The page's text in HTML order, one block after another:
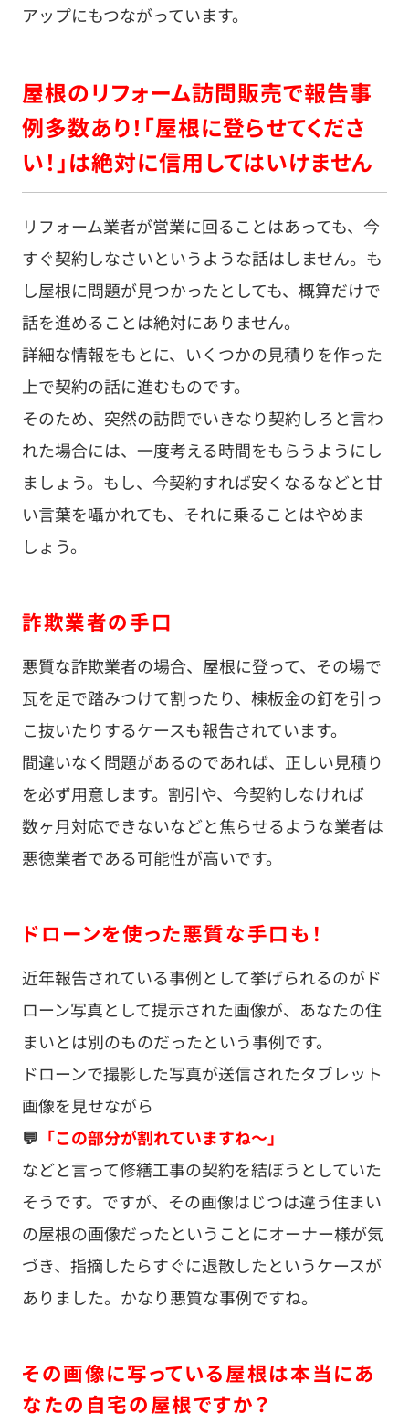
アップにもつながっています。
屋根のリフォーム訪問販売で報告事
例多数あり！「屋根に登らせてくださ
い！」は絶対に信用してはいけません
リフォーム業者が営業に回ることはあっても、今
すぐ契約しなさいというような話はしません。も
し屋根に問題が見つかったとしても、概算だけで
話を進めることは絶対にありません。
詳細な情報をもとに、いくつかの見積りを作った
上で契約の話に進むものです。
そのため、突然の訪問でいきなり契約しろと言わ
れた場合には、一度考える時間をもらうようにし
ましょう。もし、今契約すれば安くなるなどと甘
い言葉を囁かれても、それに乗ることはやめま
しょう。
詐欺業者の手口
悪質な詐欺業者の場合、屋根に登って、その場で
瓦を足で踏みつけて割ったり、棟板金の釘を引っ
こ抜いたりするケースも報告されています。
間違いなく問題があるのであれば、正しい見積り
を必ず用意します。割引や、今契約しなければ
数ヶ月対応できないなどと焦らせるような業者は
悪徳業者である可能性が高いです。
ドローンを使った悪質な手口も！
近年報告されている事例として挙げられるのがド
ローン写真として提示された画像が、あなたの住
まいとは別のものだったという事例です。
ドローンで撮影した写真が送信されたタブレット
画像を見せながら
💬 「この部分が割れていますね～」
などと言って修繕工事の契約を結ぼうとしていた
そうです。ですが、その画像はじつは違う住まい
の屋根の画像だったということにオーナー様が気
づき、指摘したらすぐに退散したというケースが
ありました。かなり悪質な事例ですね。
その画像に写っている屋根は本当にあ
なたの自宅の屋根ですか？